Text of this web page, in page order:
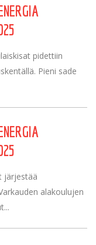
pidettiin
Pieni sade
järjestää
alakoulujen